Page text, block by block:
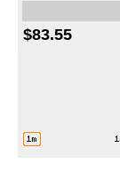
$83.55